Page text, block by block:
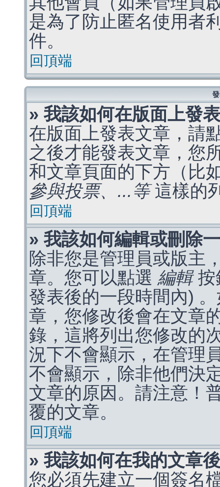
是為了防止匿名使用者
件。
回頂端
» 我該如何在版面上發
在版面上發表文章，請
之後才能發表文章，您
和文章頁面的下方（比
參與投票、...等這樣的
回頂端
» 我該如何編輯或刪除
除非您是管理員或版主
章。您可以點選 編輯按
發表後的一段時間內)
章，您修改後會在文章
錄，這將列出您修改的
況下不會顯示，在管理
不會顯示，除非他們決
文章的原因。請注意！
覆的文章。
回頂端
» 我該如何在我的文章
您必須先建立一個簽名